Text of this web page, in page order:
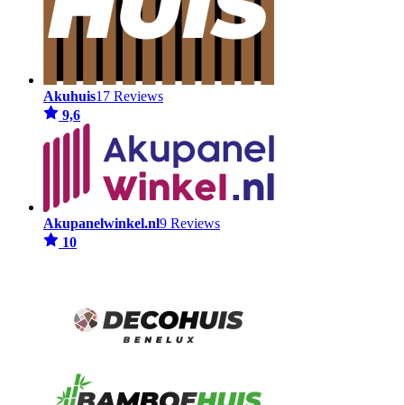
Akuhuis17 Reviews
9,6
Akupanelwinkel.nl9 Reviews
10